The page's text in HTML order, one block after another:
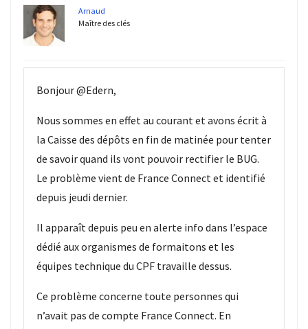
Arnaud
Maître des clés
Bonjour @Edern,
Nous sommes en effet au courant et avons écrit à
la Caisse des dépôts en fin de matinée pour tenter
de savoir quand ils vont pouvoir rectifier le BUG.
Le problème vient de France Connect et identifié
depuis jeudi dernier.
Il apparaît depuis peu en alerte info dans l’espace
dédié aux organismes de formaitons et les
équipes technique du CPF travaille dessus.
Ce problème concerne toute personnes qui
n’avait pas de compte France Connect. En